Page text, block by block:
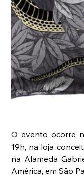
O evento ocorre
19h, na loja
na Alameda
América, em São